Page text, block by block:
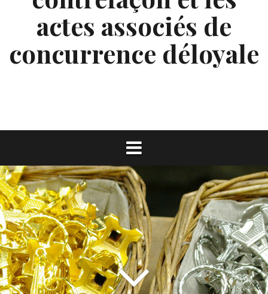
actes associés de
concurrence déloyale